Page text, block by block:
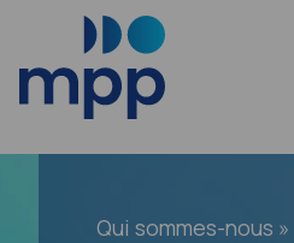
Qui sommes-nous »